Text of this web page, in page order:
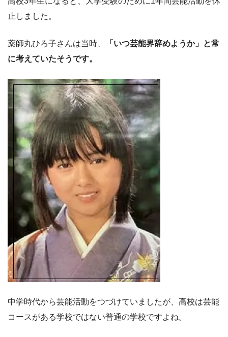
止しました。
薬師丸ひろ子さんは当時、
「いつ芸能界辞めようか」と常
に考えていたそうです。
中学時代から芸能活動をつづけていましたが、高校は芸能
コースがある学校ではない普通の学校ですよね。